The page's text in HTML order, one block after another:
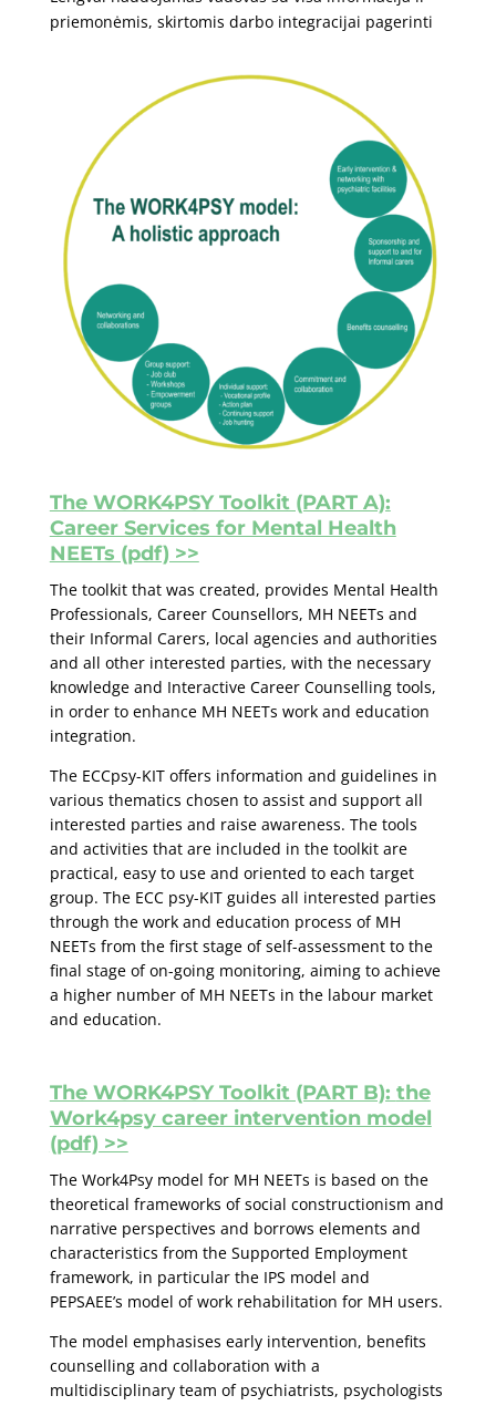
priemonėmis, skirtomis darbo integracijai pagerinti
The WORK4PSY Toolkit (PART A):
Career Services for Mental Health
NEETs (pdf) >>
The toolkit that was created, provides Mental Health
Professionals, Career Counsellors, MH NEETs and
their Informal Carers, local agencies and authorities
and all other interested parties, with the necessary
knowledge and Interactive Career Counselling tools,
in order to enhance MH NEETs work and education
integration.
The ECCpsy-KIT offers information and guidelines in
various thematics chosen to assist and support all
interested parties and raise awareness. The tools
and activities that are included in the toolkit are
practical, easy to use and oriented to each target
group. The ECC psy-KIT guides all interested parties
through the work and education process of MH
NEETs from the first stage of self-assessment to the
final stage of on-going monitoring, aiming to achieve
a higher number of MH NEETs in the labour market
and education.
The WORK4PSY Toolkit (PART B): the
Work4psy career intervention model
(pdf) >>
The Work4Psy model for MH NEETs is based on the
theoretical frameworks of social constructionism and
narrative perspectives and borrows elements and
characteristics from the Supported Employment
framework, in particular the IPS model and
PEPSAEE’s model of work rehabilitation for MH users.
The model emphasises early intervention, benefits
counselling and collaboration with a
multidisciplinary team of psychiatrists, psychologists